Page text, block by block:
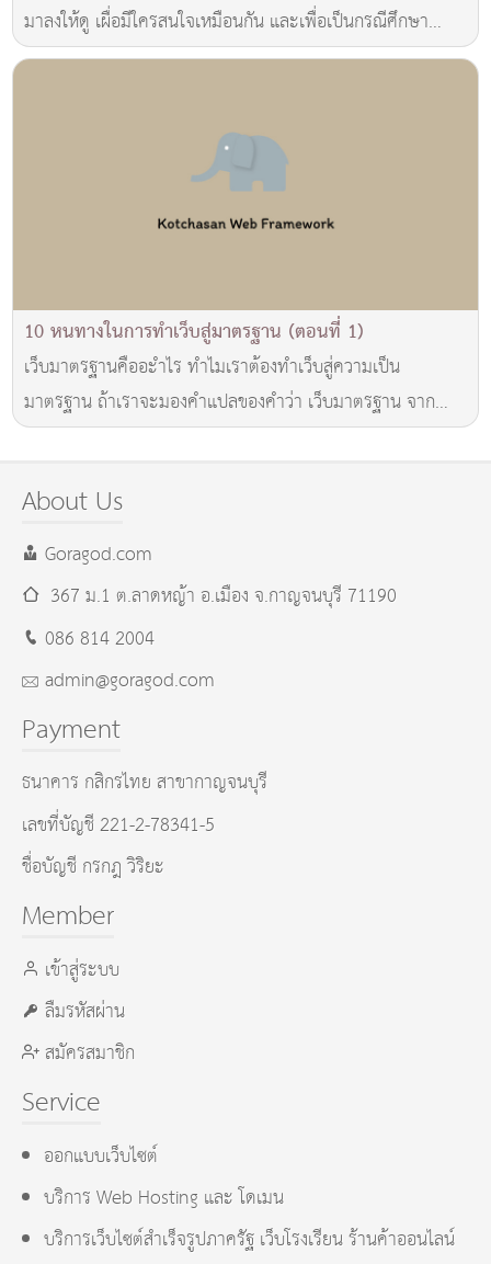
มาลงให้ดู เผื่อมีใครสนใจเหมือนกัน และเพื่อเป็นกรณีศึกษา
คำถามมีอยู่ว่า ได้ออกแบบ Rollover Menu
10 หนทางในการทำเว็บสู่มาตรฐาน (ตอนที่ 1)
เว็บมาตรฐานคืออะำไร ทำไมเราต้องทำเว็บสู่ความเป็น
มาตรฐาน ถ้าเราจะมองคำแปลของคำว่า เว็บมาตรฐาน จากคำ
ว่า มาตรฐาน ก็คงจะเป็นที่เข้าใจกันดีว่าหมายถึงอะไร
About Us
Goragod.com
367 ม.1 ต.ลาดหญ้า อ.เมืองจ.กาญจนบุรี 71190
086 814 2004
admin@goragod.com
Payment
ธนาคาร กสิกรไทย สาขากาญจนบุรี
เลขที่บัญชี 221-2-78341-5
ชื่อบัญชี กรกฎ วิริยะ
Member
เข้าสู่ระบบ
ลืมรหัสผ่าน
สมัครสมาชิก
Service
ออกแบบเว็บไซต์
บริการ Web Hosting และ โดเมน
บริการเว็บไซต์สำเร็จรูปภาครัฐ เว็บโรงเรียน ร้านค้าออนไลน์